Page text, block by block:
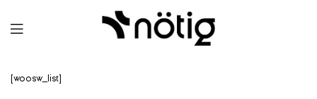
[woosw_list]